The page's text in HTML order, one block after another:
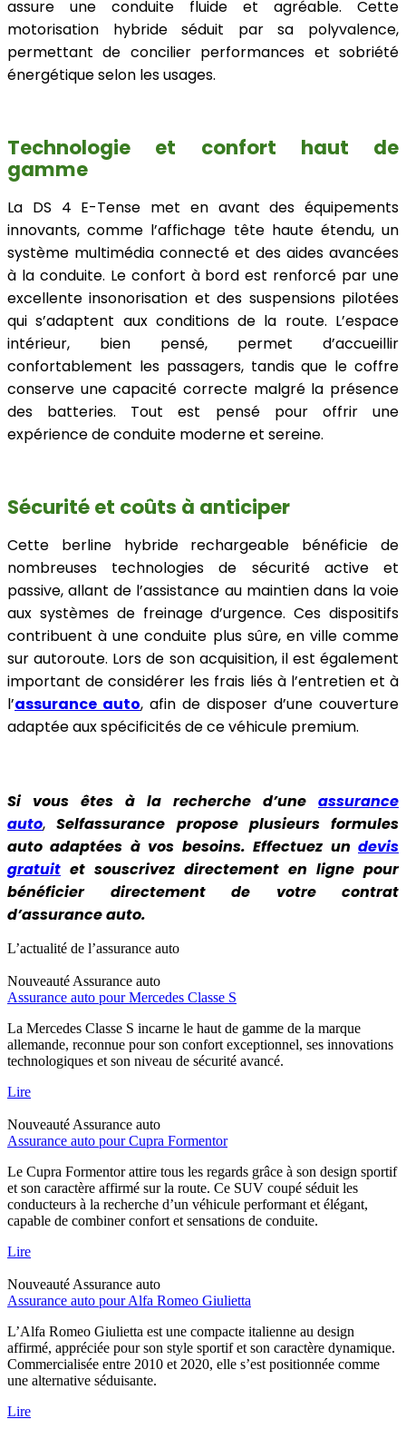
assure une conduite fluide et agréable. Cette
motorisation hybride séduit par sa polyvalence,
permettant de concilier performances et sobriété
énergétique selon les usages.
Technologie et confort haut de
gamme
La DS 4 E-Tense met en avant des équipements
innovants, comme l’affichage tête haute étendu, un
système multimédia connecté et des aides avancées
à la conduite. Le confort à bord est renforcé par une
excellente insonorisation et des suspensions pilotées
qui s’adaptent aux conditions de la route. L’espace
intérieur, bien pensé, permet d’accueillir
confortablement les passagers, tandis que le coffre
conserve une capacité correcte malgré la présence
des batteries. Tout est pensé pour offrir une
expérience de conduite moderne et sereine.
Sécurité et coûts à anticiper
Cette berline hybride rechargeable bénéficie de
nombreuses technologies de sécurité active et
passive, allant de l’assistance au maintien dans la voie
aux systèmes de freinage d’urgence. Ces dispositifs
contribuent à une conduite plus sûre, en ville comme
sur autoroute. Lors de son acquisition, il est également
important de considérer les frais liés à l’entretien et à
l’assurance auto, afin de disposer d’une couverture
adaptée aux spécificités de ce véhicule premium.
Si vous êtes à la recherche d’une assurance
auto, Selfassurance propose plusieurs formules
auto adaptées à vos besoins. Effectuez un devis
gratuit et souscrivez directement en ligne pour
bénéficier directement de votre contrat
d’assurance auto.
L’actualité de l’assurance auto
Nouveauté Assurance auto
Assurance auto pour Mercedes Classe S
La Mercedes Classe S incarne le haut de gamme de la marque
allemande, reconnue pour son confort exceptionnel, ses innovations
technologiques et son niveau de sécurité avancé.
Lire
Nouveauté Assurance auto
Assurance auto pour Cupra Formentor
Le Cupra Formentor attire tous les regards grâce à son design sportif
et son caractère affirmé sur la route. Ce SUV coupé séduit les
conducteurs à la recherche d’un véhicule performant et élégant,
capable de combiner confort et sensations de conduite.
Lire
Nouveauté Assurance auto
Assurance auto pour Alfa Romeo Giulietta
L’Alfa Romeo Giulietta est une compacte italienne au design
affirmé, appréciée pour son style sportif et son caractère dynamique.
Commercialisée entre 2010 et 2020, elle s’est positionnée comme
une alternative séduisante.
Lire